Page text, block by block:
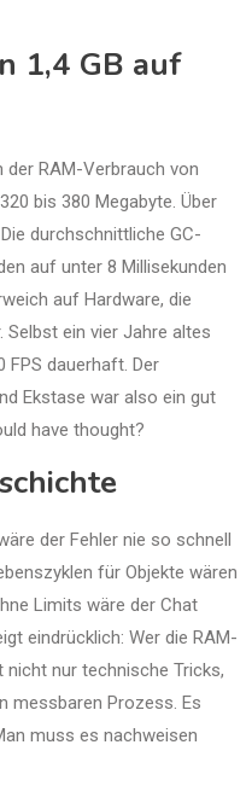
1,4 GB auf
RAM-Verbrauch von
bis 380 Megabyte. Über
durchschnittliche GC-
auf unter 8 Millisekunden
auf Hardware, die
Selbst ein vier Jahre altes
FPS dauerhaft. Der
Ekstase war also ein gut
have thought?
der Fehler nie so schnell
für Objekte wären
Limits wäre der Chat
eindrücklich: Wer die RAM-
nur technische Tricks,
messbaren Prozess. Es
muss es nachweisen